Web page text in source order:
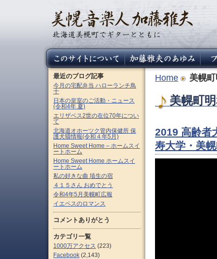
Home 美幌
美幌町
2019 高齢者
寿大学・美
最近のブログ記事
今月の宅配弁当 ハローランチ鳥
十
日本の皇室のご活動・ニュース
(令和4年 夏)
エリザベス2世の在位70年につい
て
北海道オホーツク管内保健所 保
護犬猫情報(令和４年5月)
Home Sweet Home – ホームスイ
ートホーム
Home Sweet Home ホームスイ
ートホーム
私の好きな曲 埴生の宿
４１５さん おめでとう
令和4年5月美幌町広報
イエペスのロマンス
コメントありがとう
カテゴリ一覧
1000万アクセス (223)
Facebook (2,143)